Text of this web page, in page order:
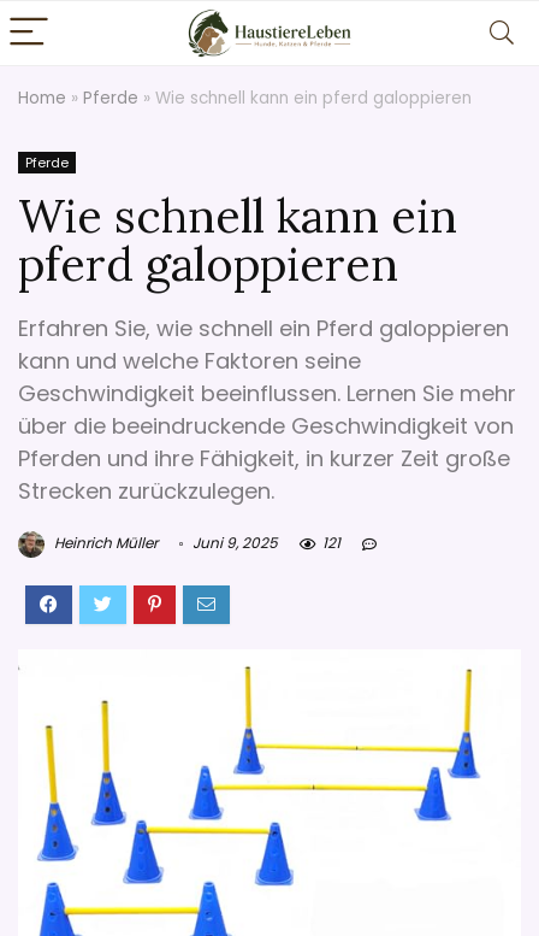
Home » Pferde » Wie schnell kann ein pferd galoppieren
Pferde
Wie schnell kann ein
pferd galoppieren
Erfahren Sie, wie schnell ein Pferd galoppieren
kann und welche Faktoren seine
Geschwindigkeit beeinflussen. Lernen Sie mehr
über die beeindruckende Geschwindigkeit von
Pferden und ihre Fähigkeit, in kurzer Zeit große
Strecken zurückzulegen.
Heinrich Müller Juni 9, 2025 121